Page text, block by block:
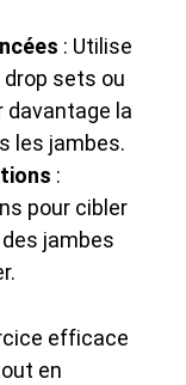
: Utilise
sets ou
davantage la
les jambes.
:
pour cibler
jambes
efficace
en